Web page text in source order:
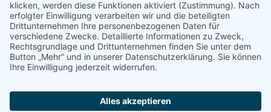
handel2go – Podcast mit Kuhlage und Gästen
Veranstaltungen
Intern
Mitgliederbereich